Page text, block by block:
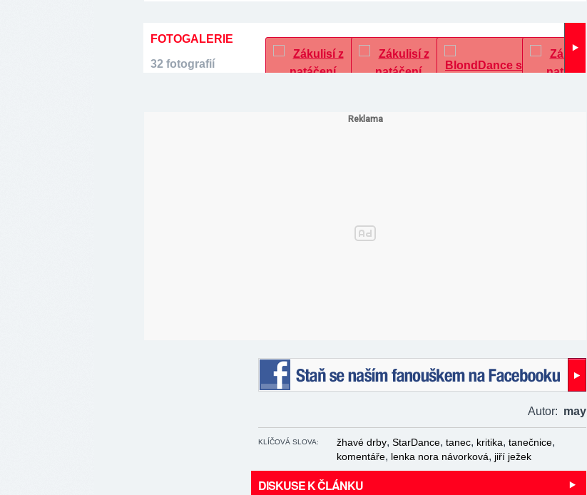
FOTOGALERIE
32 fotografií
Autor: may
KLÍČOVÁ SLOVA: žhavé drby, StarDance, tanec, kritika, tanečnice,
komentáře, lenka nora návorková, jiří ježek
DISKUSE K ČLÁNKU